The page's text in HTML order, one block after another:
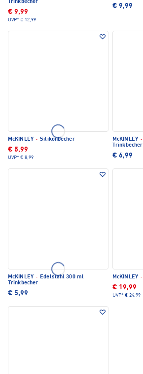
Trinkbecher
€ 9,99
UVP* € 12,99
€ 9,99
McKINLEY · Silikonbecher
€ 5,99
UVP* € 8,99
McKINLEY ·
Trinkbecher
€ 6,99
McKINLEY · Edelstahl 300 ml
Trinkbecher
€ 5,99
McKINLEY ·
€ 19,99
UVP* € 24,99